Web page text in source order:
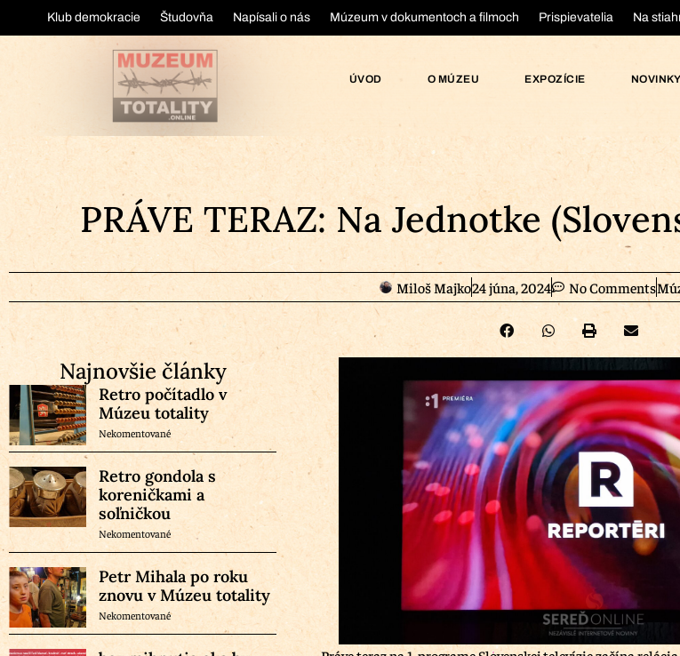
Klub demokracie Študovňa Napísali o nás Múzeum v dokumentoch a filmoch Prispievatelia Na
ÚVOD O MÚZEU EXPOZÍCIE
PRÁVE TERAZ: Na Jednotke
Miloš Majko24 júna, 2024 No Comments
Najnovšie články
Retro počítadlo v
Múzeu totality
Nekomentované
Retro gondola s
koreničkami a
soľničkou
Nekomentované
Petr Mihala po roku
znovu v Múzeu totality
Nekomentované